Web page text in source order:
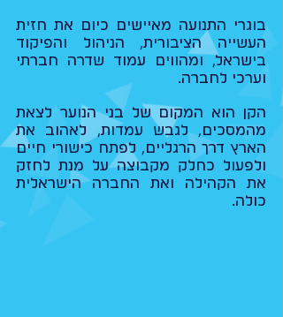
בוגרי התנועה מאיישים כיום את חזית
העשייה הציבורית, הניהול והפיקוד
בישראל, ומהווים עמוד שדרה חברתי
וערכי לחברה.
הקן הוא המקום של בני הנוער לצאת
מהמסכים, לגבש עמדות, לאהוב את
הארץ דרך הרגליים, לפתח כישורי חיים
ולפעול כחלק מקבוצה על מנת לחזק
את הקהילה ואת החברה הישראלית
כולה.